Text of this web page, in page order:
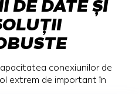
DE DATE ȘI
conexiunilor de
extrem de important în